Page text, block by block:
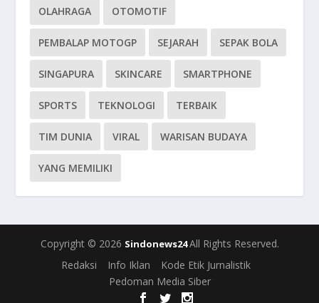
OLAHRAGA OTOMOTIF
PEMBALAP MOTOGP SEJARAH SEPAK BOLA
SINGAPURA SKINCARE SMARTPHONE
SPORTS TEKNOLOGI TERBAIK
TIM DUNIA VIRAL WARISAN BUDAYA
YANG MEMILIKI
Copyright © 2026 Sindonews24All Rights Reserved.
Redaksi
Info Iklan
Kode Etik Jurnalistik
Pedoman Media Siber